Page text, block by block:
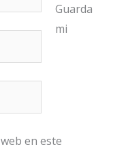
Guarda
mi
en este